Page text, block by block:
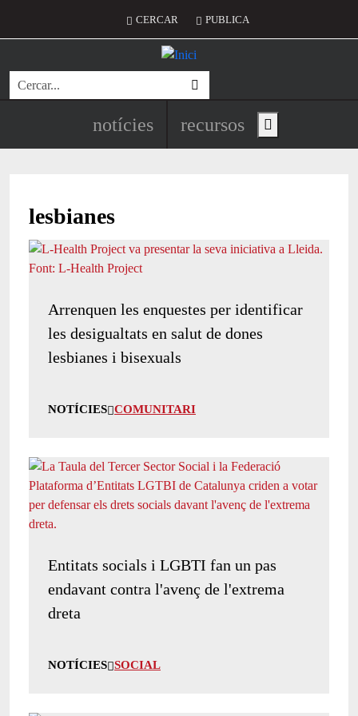
Menú del compte d'usuari
CERCAR PUBLICA
Cerca
Navegació principal de
notícies recursos Show main menu
lesbianes
Arrenquen les enquestes per identificar
les desigualtats en salut de dones
lesbianes i bisexuals
NOTÍCIES COMUNITARI
Entitats socials i LGBTI fan un pas
endavant contra l'avenç de l'extrema
dreta
NOTÍCIES SOCIAL